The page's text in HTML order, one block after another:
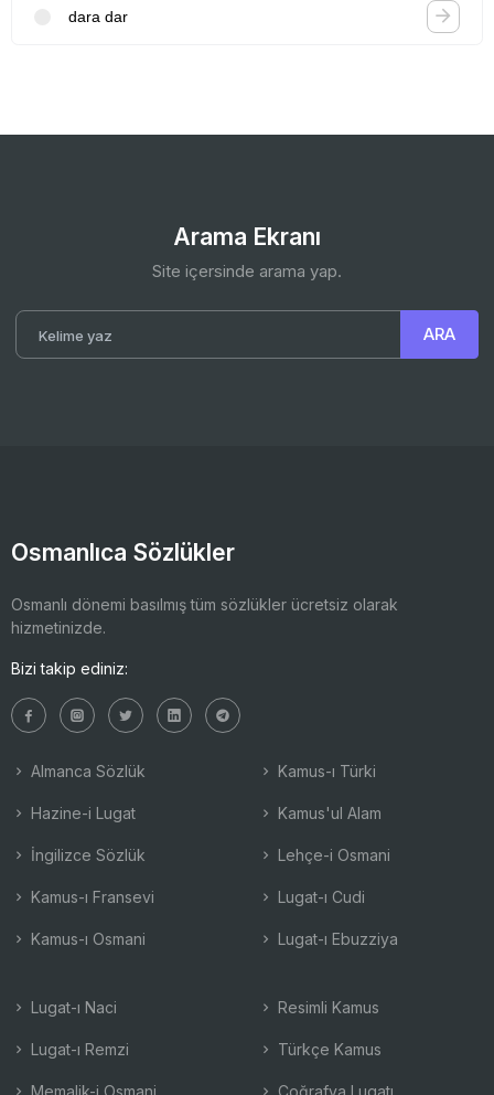
dara dar
Arama Ekranı
Site içersinde arama yap.
Osmanlıca Sözlükler
Osmanlı dönemi basılmış tüm sözlükler ücretsiz olarak
hizmetinizde.
Bizi takip ediniz:
Almanca Sözlük
Hazine-i Lugat
İngilizce Sözlük
Kamus-ı Fransevi
Kamus-ı Osmani
Kamus-ı Türki
Kamus'ul Alam
Lehçe-i Osmani
Lugat-ı Cudi
Lugat-ı Ebuzziya
Lugat-ı Naci
Lugat-ı Remzi
Memalik-i Osmani
Resimli Kamus
Türkçe Kamus
Coğrafya Lugatı